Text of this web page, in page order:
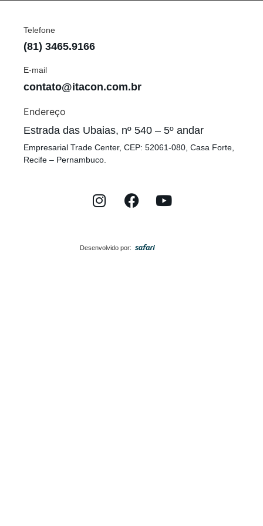
Telefone
(81) 3465.9166
E-mail
contato@itacon.com.br
Endereço
Estrada das Ubaias, nº 540 – 5º andar
Empresarial Trade Center, CEP: 52061-080, Casa Forte,
Recife – Pernambuco.
Desenvolvido por: